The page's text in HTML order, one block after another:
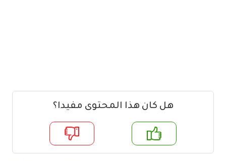
هل كان هذا المحتوى مفيدا؟
لا